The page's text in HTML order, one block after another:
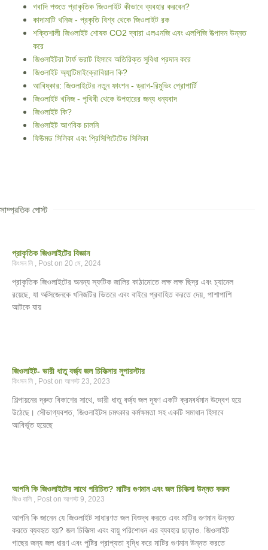
গবাদি পশুতে প্রাকৃতিক জিওলাইট কীভাবে ব্যবহার করবেন?
কাদামাটি খনিজ - প্রকৃতি বিশ্ব থেকে জিওলাইট রক
শক্তিশালী জিওলাইট শোষক CO2 দ্বারা এলএনজি এবং এলপিজি উত্পাদন উন্নত
করে
জিওলাইটরা টার্ফ ভরাট হিসাবে অতিরিক্ত সুবিধা প্রদান করে
জিওলাইট অ্যান্টিমাইক্রোবিয়াল কি?
আবিষ্কার: জিওলাইটের নতুন ফাংশন - ড্রাগ-রিমুভিং প্রোপার্টি
জিওলাইট খনিজ - পৃথিবী থেকে উপহারের জন্য ধন্যবাদ
জিওলাইট কি?
জিওলাইট আণবিক চালনি
ফিউমড সিলিকা এবং প্রিসিপিটেটেড সিলিকা
সাম্প্রতিক পোস্ট
প্রাকৃতিক জিওলাইটের বিজ্ঞান
কিংসন লি 20 মে, 2024
প্রাকৃতিক জিওলাইটের অনন্য স্ফটিক জালির কাঠামোতে লক্ষ লক্ষ ছিদ্র এবং চ্যানেল
রয়েছে, যা অক্সিজেনকে খনিজটির ভিতরে এবং বাইরে প্রবাহিত করতে দেয়, পাশাপাশি
আটকে যায়
জিওলাইট- ভারী ধাতু বর্জ্য জল চিকিত্সার সুপারস্টার
কিংসন লি আগস্ট 23, 2023
শিল্পায়নের দ্রুত বিকাশের সাথে, ভারী ধাতু বর্জ্য জল দূষণ একটি ক্রমবর্ধমান উদ্বেগ হয়ে
উঠেছে। সৌভাগ্যবশত, জিওলাইটস চমৎকার কর্মক্ষমতা সহ একটি সমাধান হিসাবে
আবির্ভূত হয়েছে
আপনি কি জিওলাইটের সাথে পরিচিত? মাটির গুণমান এবং জল চিকিত্সা উন্নত করুন
জিও বালি আগস্ট 9, 2023
আপনি কি জানেন যে জিওলাইট সাধারণত জল বিশুদ্ধ করতে এবং মাটির গুণমান উন্নত
করতে ব্যবহৃত হয়? জল চিকিত্সা এবং বায়ু পরিশোধন এর ব্যবহার ছাড়াও. জিওলাইট
গাছের জন্য জল ধারণ এবং পুষ্টির প্রাপ্যতা বৃদ্ধি করে মাটির গুণমান উন্নত করতে